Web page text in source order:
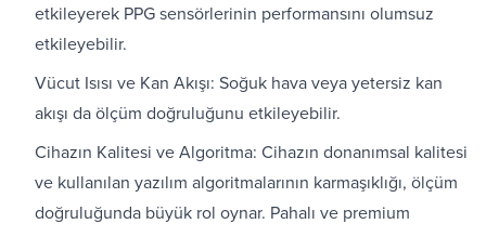
etkileyerek PPG sensörlerinin performansını olumsuz
etkileyebilir.
Vücut Isısı ve Kan Akışı: Soğuk hava veya yetersiz kan
akışı da ölçüm doğruluğunu etkileyebilir.
Cihazın Kalitesi ve Algoritma: Cihazın donanımsal kalitesi
ve kullanılan yazılım algoritmalarının karmaşıklığı, ölçüm
doğruluğunda büyük rol oynar. Pahalı ve premium